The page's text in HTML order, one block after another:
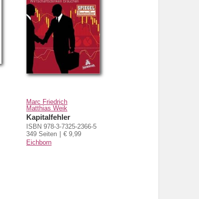
Marc Friedrich
Matthias Weik
Kapitalfehler
ISBN 978-3-7325-2366-5
349 Seiten
€ 9,99
Eichborn